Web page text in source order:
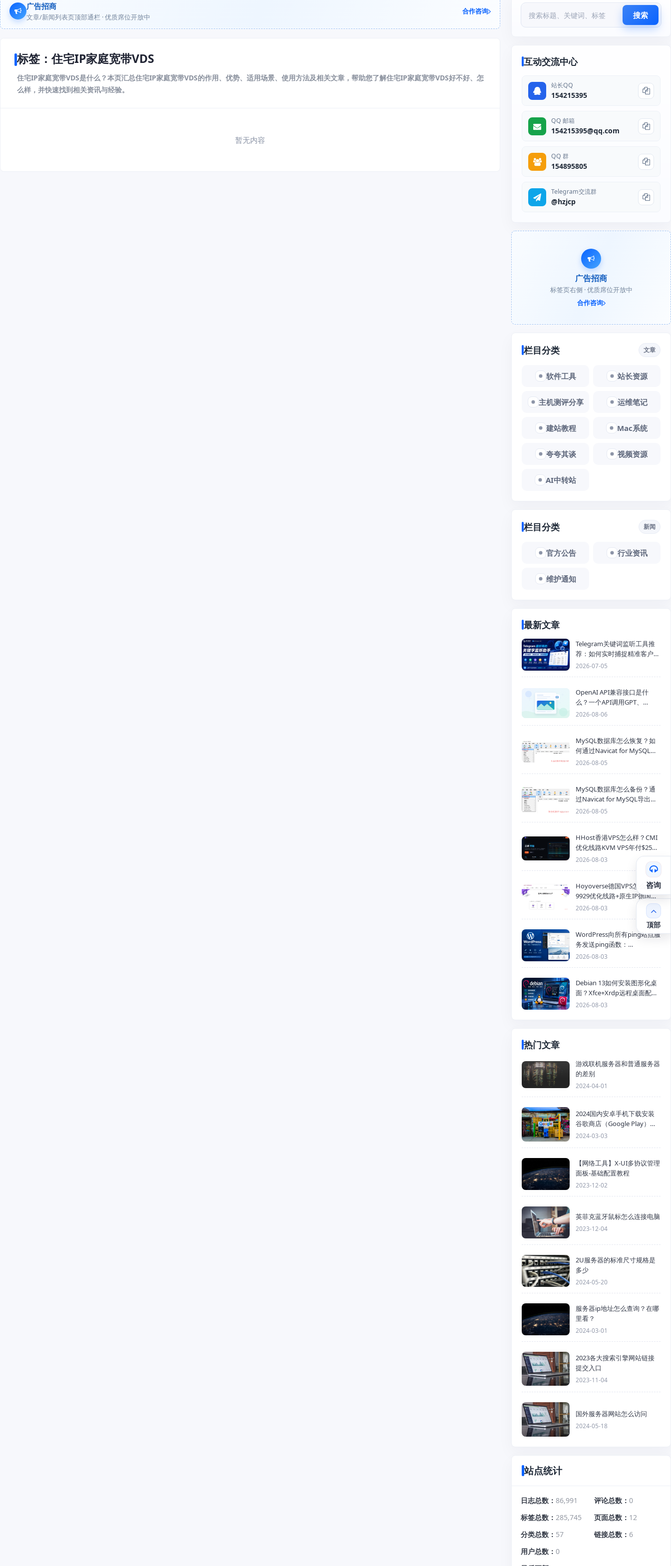
广告招商
文章/新闻列表页顶部通栏 · 优质席位开放中
合作咨询
标签：住宅IP家庭宽带VDS
住宅IP家庭宽带VDS是什么？本页汇总住宅IP家庭宽带VDS的作用、优势、适用场景、使用方法及相关文章，帮助您了解住宅IP家庭宽带VDS好不好、怎
么样，并快速找到相关资讯与经验。
暂无内容
搜索
互动交流中心
站长QQ
154215395
QQ 邮箱
154215395@qq.com
QQ 群
154895805
Telegram交流群
@hzjcp
广告招商
标签页右侧 · 优质席位开放中
合作咨询
栏目分类 文章
软件工具 站长资源
主机测评分享 运维笔记
建站教程 Mac系统
夸夸其谈 视频资源
AI中转站
栏目分类 新闻
官方公告 行业资讯
维护通知
最新文章
Telegram关键词监听工具推
荐：如何实时捕捉精准客户，
提高获客效率？
2026-07-05
OpenAI API兼容接口是什
么？一个API调用GPT、
Claude、Gemini、DeepSeek
2026-08-06
MySQL数据库怎么恢复？如
何通过Navicat for MySQL导
入SQL备份文件
2026-08-05
MySQL数据库怎么备份？通
过Navicat for MySQL导出
Mysql数据库为SQL格式备份
2026-08-05
HHost香港VPS怎么样？CMI
优化线路KVM VPS年付$25
起，4GB内存优惠套餐
2026-08-03
Hoyoverse德国VPS怎么样？
9929优化线路+原生IP德国
KVM VPS推荐
2026-08-03
WordPress向所有ping站点服
务发送ping函数：
generic_ping
2026-08-03
Debian 13如何安装图形化桌
面？Xfce+Xrdp远程桌面配置
教程
2026-08-03
热门文章
游戏联机服务器和普通服务器
的差别
2024-04-01
2024国内安卓手机下载安装
谷歌商店（Google Play）详
细步骤
2024-03-03
【网络工具】X-UI多协议管理
面板-基础配置教程
2023-12-02
英菲克蓝牙鼠标怎么连接电脑
2023-12-04
2U服务器的标准尺寸规格是
多少
2024-05-20
服务器ip地址怎么查询？在哪
里看？
2024-03-01
2023各大搜索引擎网站链接
提交入口
2023-11-04
国外服务器网站怎么访问
2024-05-18
站点统计
日志总数 86,991 评论总数
0
标签总数
285,745 页面总数
12
分类总数
57 链接总数
6
用户总数
0
咨询
顶部